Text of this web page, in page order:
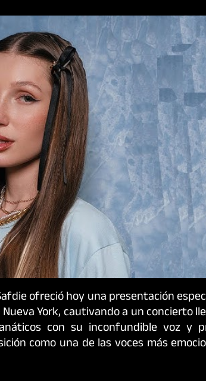
ofreció hoy una presentación
York, cautivando a un concierto
con su inconfundible voz y
como una de las voces más